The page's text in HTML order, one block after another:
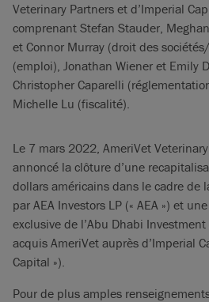
Veterinary Partners et d’Imperial
comprenant Stefan Stauder,
et Connor Murray (droit des
(emploi), Jonathan Wiener et Emily
Christopher Caparelli
Michelle Lu (fiscalité).
Le 7 mars 2022, AmeriVet
annoncé la clôture d’une
dollars américains dans le cadre de
par AEA Investors LP (« AEA ») et
exclusive de l’Abu Dhabi
acquis AmeriVet auprès d’Imperial
Capital »).
Pour de plus amples